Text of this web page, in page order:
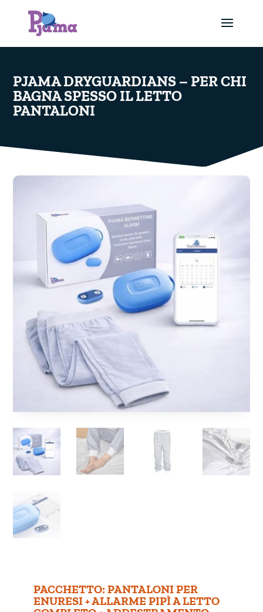
PJAMA DRYGUARDIANS – PER CHI
BAGNA SPESSO IL LETTO
PANTALONI
PACCHETTO: PANTALONI PER
ENURESI + ALLARME PIPÌ A LETTO